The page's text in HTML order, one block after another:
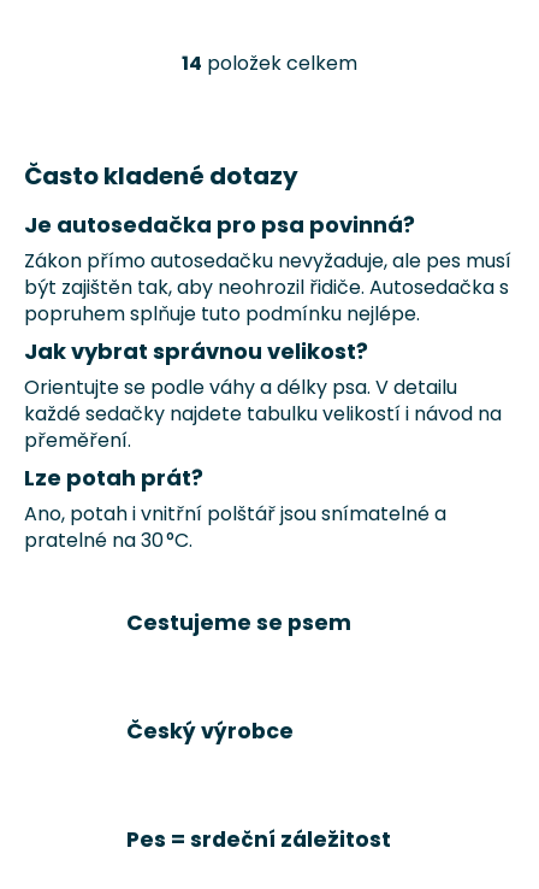
O
d
c
í
p
r
v
k
y
v
i
s
14 položek celkem
Často kladené dotazy
Je autosedačka pro psa povinná?
Zákon přímo autosedačku nevyžaduje, ale pes musí
být zajištěn tak, aby neohrozil řidiče. Autosedačka s
popruhem splňuje tuto podmínku nejlépe.
Jak vybrat správnou velikost?
Orientujte se podle váhy a délky psa. V detailu
každé sedačky najdete tabulku velikostí i návod na
přeměření.
Lze potah prát?
Ano, potah i vnitřní polštář jsou snímatelné a
pratelné na 30 °C.
Cestujeme se psem
Český výrobce
Pes = srdeční záležitost